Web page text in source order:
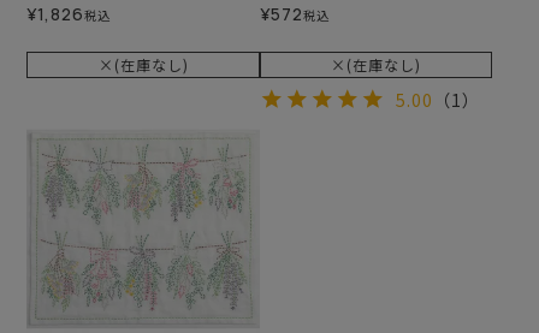
¥1,826税込
×(在庫なし)
¥572税込
×(在庫なし)
5.00 （1）